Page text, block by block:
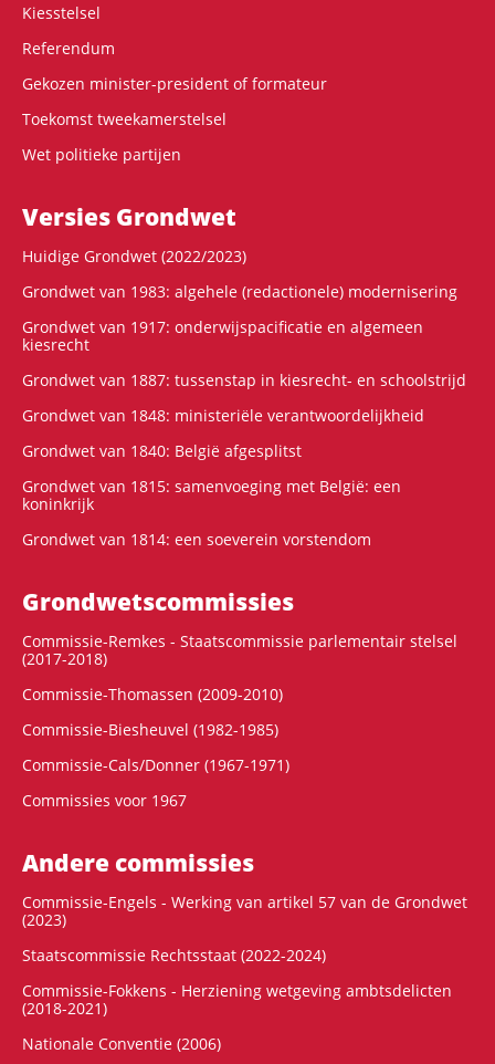
Kiesstelsel
Referendum
Gekozen minister-president of formateur
Toekomst tweekamerstelsel
Wet politieke partijen
Versies Grondwet
Huidige Grondwet (2022/2023)
Grondwet van 1983: algehele (redactionele) modernisering
Grondwet van 1917: onderwijspacificatie en algemeen
kiesrecht
Grondwet van 1887: tussenstap in kiesrecht- en schoolstrijd
Grondwet van 1848: ministeriële verantwoordelijkheid
Grondwet van 1840: België afgesplitst
Grondwet van 1815: samenvoeging met België: een
koninkrijk
Grondwet van 1814: een soeverein vorstendom
Grondwets­commissies
Commissie-Remkes - Staatscommissie parlementair stelsel
(2017-2018)
Commissie-Thomassen (2009-2010)
Commissie-Biesheuvel (1982-1985)
Commissie-Cals/Donner (1967-1971)
Commissies voor 1967
Andere commissies
Commissie-Engels - Werking van artikel 57 van de Grondwet
(2023)
Staatscommissie Rechtsstaat (2022-2024)
Commissie-Fokkens - Herziening wetgeving ambtsdelicten
(2018-2021)
Nationale Conventie (2006)